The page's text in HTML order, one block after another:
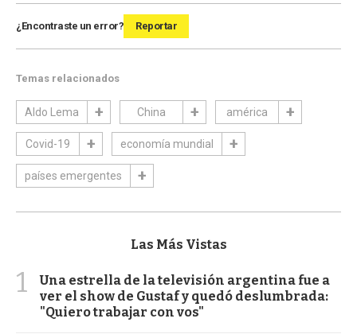
¿Encontraste un error? Reportar
Temas relacionados
Aldo Lema China américa
Covid-19 economía mundial
países emergentes
Las Más Vistas
1
Una estrella de la televisión argentina fue a
ver el show de Gustaf y quedó deslumbrada:
"Quiero trabajar con vos"